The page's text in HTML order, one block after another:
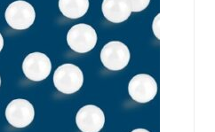
Auslegung